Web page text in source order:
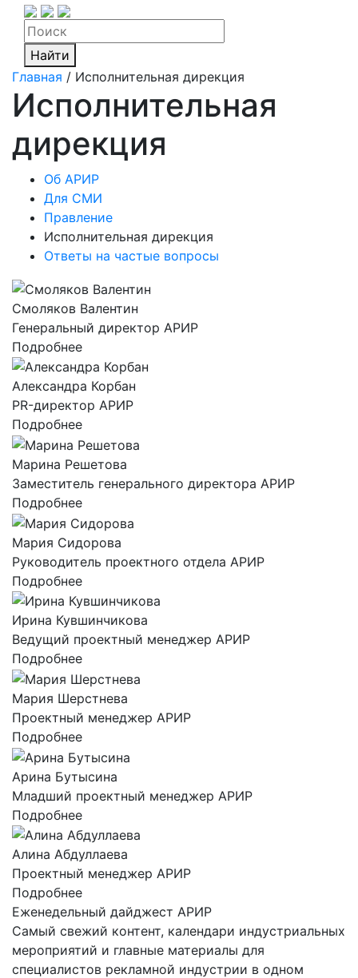
Найти
Главная / Исполнительная дирекция
Исполнительная
дирекция
Об АРИР
Для СМИ
Правление
Исполнительная дирекция
Ответы на частые вопросы
Смоляков Валентин
Генеральный директор АРИР
Подробнее
Александра Корбан
PR-директор АРИР
Подробнее
Марина Решетова
Заместитель генерального директора АРИР
Подробнее
Мария Сидорова
Руководитель проектного отдела АРИР
Подробнее
Ирина Кувшинчикова
Ведущий проектный менеджер АРИР
Подробнее
Мария Шерстнева
Проектный менеджер АРИР
Подробнее
Арина Бутысина
Младший проектный менеджер АРИР
Подробнее
Алина Абдуллаева
Проектный менеджер АРИР
Подробнее
Еженедельный дайджест АРИР
Самый свежий контент, календари индустриальных
мероприятий и главные материалы для
специалистов рекламной индустрии в одном